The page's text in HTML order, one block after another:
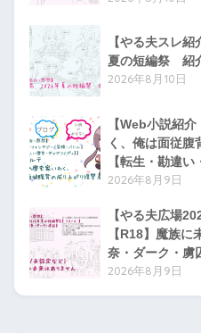
【やる夫スレ
夏の短編祭 紹
2026年8月10日
【Web小説紹
く、俺は面従腹
【転生・勘違い
2026年8月9日
【やる夫広場
【R18】魔族
奈・ダーク・虜
2026年8月9日